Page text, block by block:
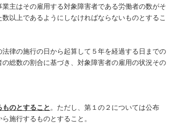
主はその雇用する対象障害者である労働者の数がそ
以上であるようにしなければならないものとするこ
律の施行の日から起算して５年を経過する日までの
総数の割合に基づき、対象障害者の雇用の状況その
のとすること 。ただし、第１の２については公布
施行するものとすること。